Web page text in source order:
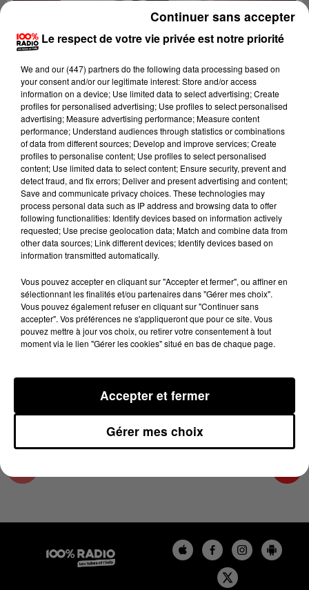
Lecture (1 min 14 sec)
100%
100% Radio l'agenda de l'Ariege
4 décembre 2024 - 1 min 14 sec
L'AGENDA DE L'ARIEGE DU 04/12/2024 À
16H38
L'agenda de l'Ariege
Le respect de votre vie privée est notre priorité
We and our (447) partnersdo the following data processing based on
your consent and/or our legitimate interest: Store and/or access
information on a device; Use limited data to select advertising; Create
profiles for personalised advertising; Use profiles to select personalised
advertising; Measure advertising performance; Measure content
performance; Understand audiences through statistics or combinations
of data from different sources; Develop and improve services; Create
profiles to personalise content; Use profiles to select personalised
content; Use limited data to select content; Ensure security, prevent and
detect fraud, and fix errors; Deliver and present advertising and content;
Save and communicate privacy choices. These technologies may
process personal data such as IP address and browsing data to offer
following functionalities: Identify devices based on information actively
requested; Use precise geolocation data; Match and combine data from
other data sources; Link different devices; Identify devices based on
information transmitted automatically.
Vous pouvez accepter en cliquant sur "Accepter et fermer", ou affiner en
sélectionnant les finalités et/ou partenaires dans "Gérer mes choix".
Vous pouvez également refuser en cliquant sur "Continuer sans
accepter". Vos préférences ne s'appliqueront que pour ce site. Vous
pouvez mettre à jour vos choix, ou retirer votre consentement à tout
moment via le lien "Gérer les cookies" situé en bas de chaque page.
Gérer mes choix
Accepter et fermer
Continuer sans accepter